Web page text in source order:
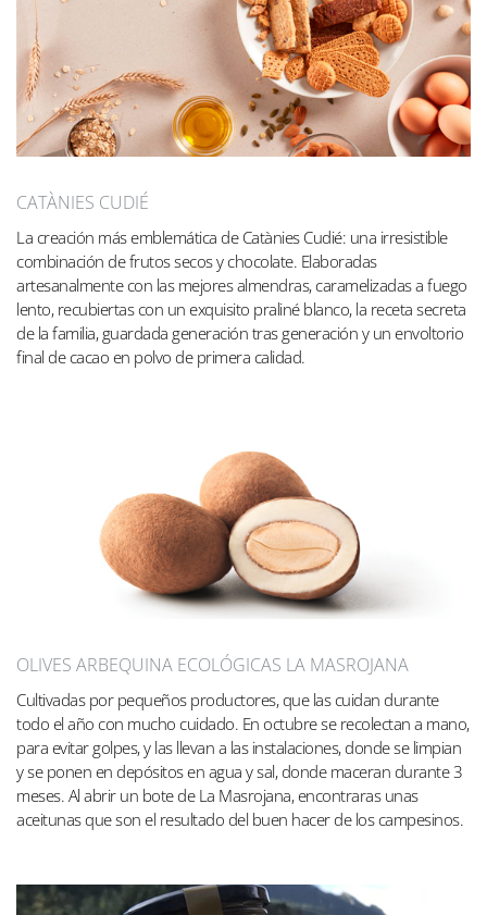
CATÀNIES CUDIÉ
La creación más emblemática de Catànies Cudié: una irresistible
combinación de frutos secos y chocolate. Elaboradas
artesanalmente con las mejores almendras, caramelizadas a fuego
lento, recubiertas con un exquisito praliné blanco, la receta secreta
de la familia, guardada generación tras generación y un envoltorio
final de cacao en polvo de primera calidad.
OLIVES ARBEQUINA ECOLÓGICAS LA MASROJANA
Cultivadas por pequeños productores, que las cuidan durante
todo el año con mucho cuidado. En octubre se recolectan a mano,
para evitar golpes, y las llevan a las instalaciones, donde se limpian
y se ponen en depósitos en agua y sal, donde maceran durante 3
meses. Al abrir un bote de La Masrojana, encontraras unas
aceitunas que son el resultado del buen hacer de los campesinos.